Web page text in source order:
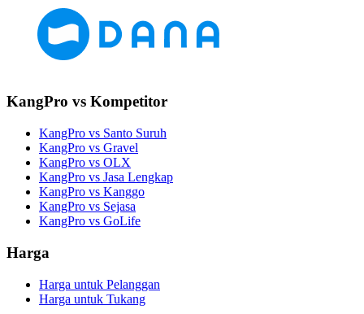
KangPro vs Kompetitor
KangPro vs Santo Suruh
KangPro vs Gravel
KangPro vs OLX
KangPro vs Jasa Lengkap
KangPro vs Kanggo
KangPro vs Sejasa
KangPro vs GoLife
Harga
Harga untuk Pelanggan
Harga untuk Tukang